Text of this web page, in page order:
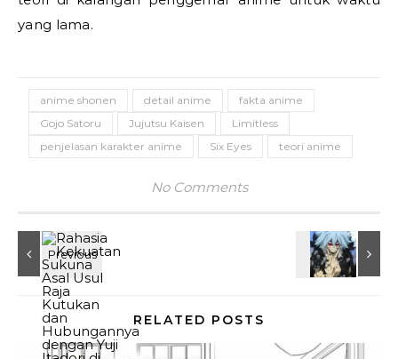
yang lama.
anime shonen detail anime
fakta anime
Gojo Satoru
Jujutsu Kaisen
Limitless
penjelasan karakter anime
Six Eyes teori anime
No Comments
RELATED POSTS